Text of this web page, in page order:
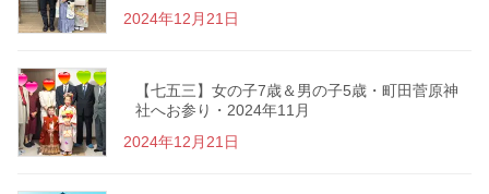
2024年12月21日
【七五三】女の子7歳＆男の子5歳・町田菅原神
社へお参り・2024年11月
2024年12月21日